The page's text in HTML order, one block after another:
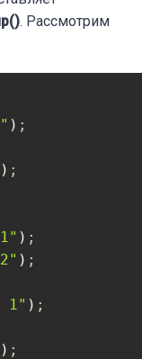
. Рассмотрим
) ;
) ;
) ;
) ;
1" ) ;
) ;